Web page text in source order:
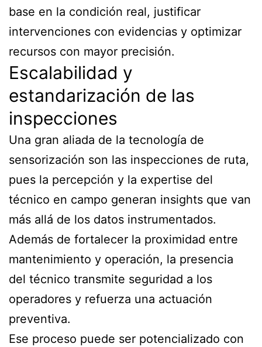
base en la condición real, justificar
intervenciones con evidencias y optimizar
recursos con mayor precisión.
Escalabilidad y
estandarización de las
inspecciones
Una gran aliada de la tecnología de
sensorización son las inspecciones de ruta,
pues la percepción y la expertise del
técnico en campo generan insights que van
más allá de los datos instrumentados.
Además de fortalecer la proximidad entre
mantenimiento y operación, la presencia
del técnico transmite seguridad a los
operadores y refuerza una actuación
preventiva.
Ese proceso puede ser potencializado con